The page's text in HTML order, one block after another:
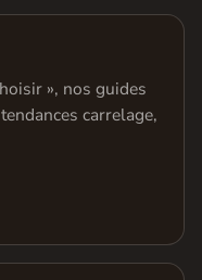
», nos guides
carrelage,